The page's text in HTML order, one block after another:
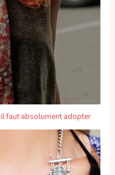
faut absolument adopter